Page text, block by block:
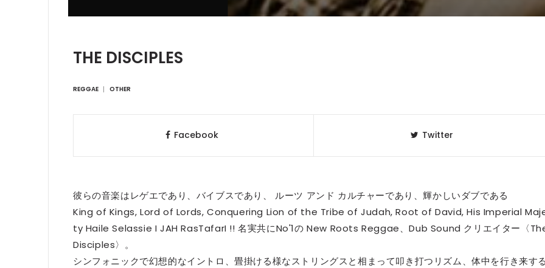
THE DISCIPLES
REGGAE OTHER
Facebook Twitter
彼らの音楽はレゲエであり、バイブスであり、 ルーツ アンド カルチャーであり、輝かしいダブである
King of Kings, Lord of Lords, Conquering Lion of the Tribe of Judah, Root of David, His Imperial
ty Haile Selassie I JAH RasTafarI !! 名実共にNo'1の New Roots Reggae、Dub Sound クリエイター〈
Disciples〉。
シンフォニックで幻想的なイントロ、畳掛ける様なストリングスと相まって叩き打つリズム、体中を行き来する